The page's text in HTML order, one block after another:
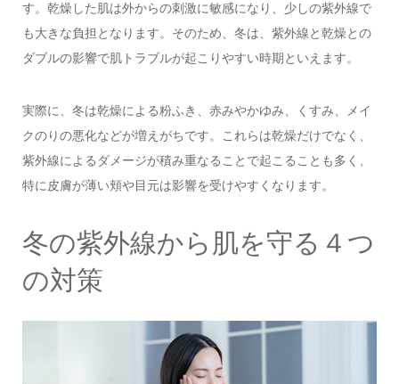
す。乾燥した肌は外からの刺激に敏感になり、少しの紫外線で
も大きな負担となります。そのため、冬は、紫外線と乾燥との
ダブルの影響で肌トラブルが起こりやすい時期といえます。
実際に、冬は乾燥による粉ふき、赤みやかゆみ、くすみ、メイ
クのりの悪化などが増えがちです。これらは乾燥だけでなく、
紫外線によるダメージが積み重なることで起こることも多く、
特に皮膚が薄い頬や目元は影響を受けやすくなります。
冬の紫外線から肌を守る４つ
の対策